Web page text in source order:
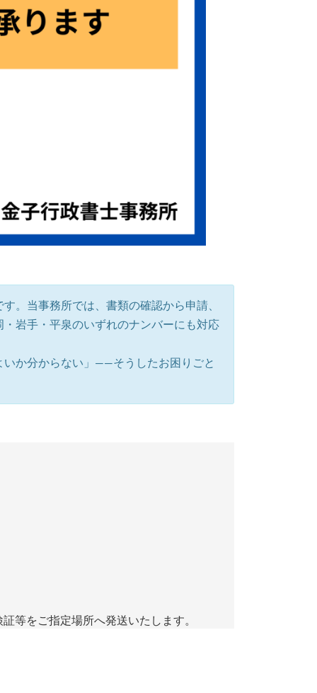
。当事務所では、書類の確認から申請、
岩手・平泉のいずれのナンバーにも対応
いか分からない」——そうしたお困りごと
等をご指定場所へ発送いたします。